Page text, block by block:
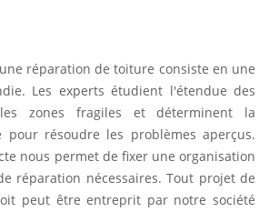
réparation de toiture consiste en une
Les experts étudient l'étendue des
zones fragiles et déterminent la
pour résoudre les problèmes aperçus.
nous permet de fixer une organisation
réparation nécessaires. Tout projet de
peut être entreprit par notre société